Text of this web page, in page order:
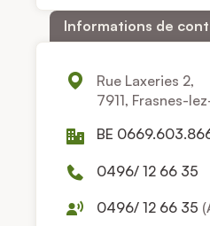
Informations de
Rue Laxeries 2,
7911, Frasnes-
BE
0496/ 12 66 35
0496/ 12 66 35